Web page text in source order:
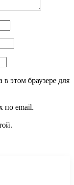
этом браузере для
по email.